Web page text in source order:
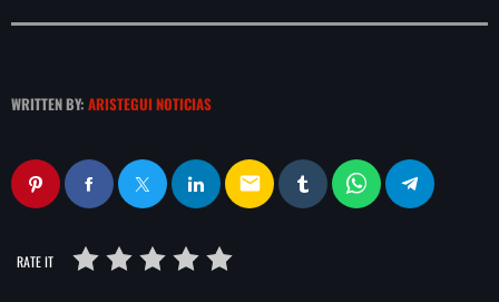
WRITTEN BY: ARISTEGUI NOTICIAS
email
RATE IT